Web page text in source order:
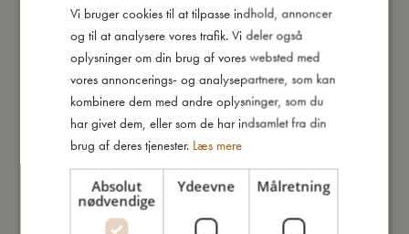
- One size, passer ca 0-2 år.
- 2 trykknapindstillinger.
- Lavet af 100% økologisk bomuld.
- GOTS organic certificeret af CERES-0300.
Så stor er jeg
DANISH
GERMAN
Vi bruger cookies til at tilpasse indhold, annoncer
og til at analysere vores trafik. Vi deler også
oplysninger om din brug af vores websted med
vores annoncerings- og analysepartnere, som kan
kombinere dem med andre oplysninger, som du
har givet dem, eller som de har indsamlet fra din
brug af deres tjenester. Læs mere
Absolut
nødvendige
Ydeevne Målretning